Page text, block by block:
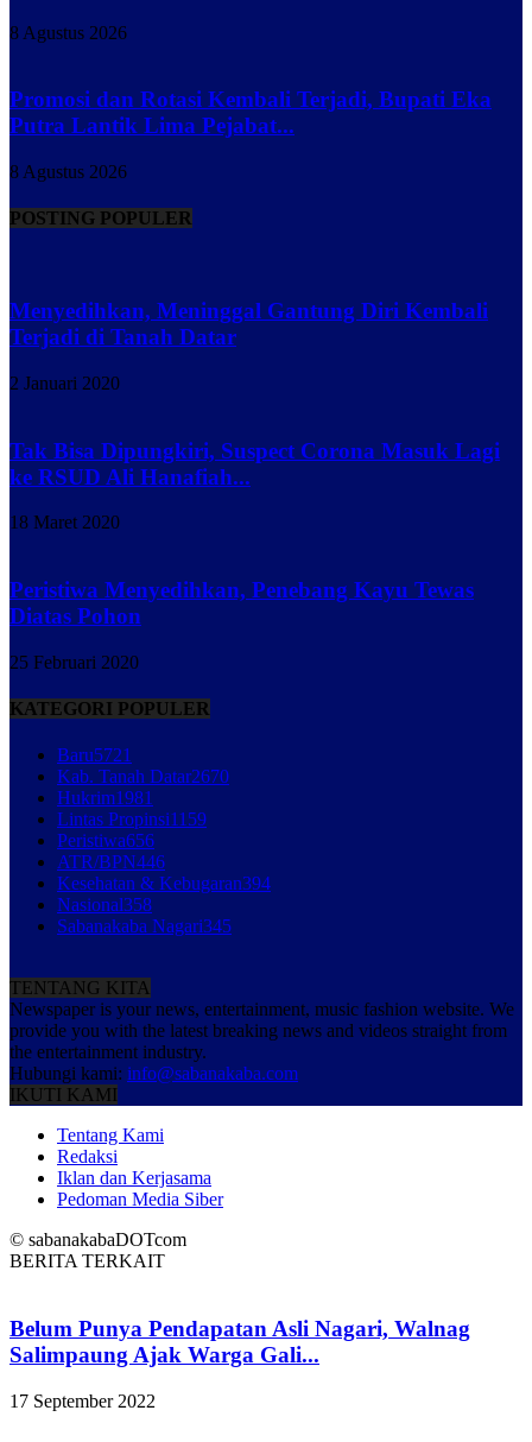
8 Agustus 2026
Promosi dan Rotasi Kembali Terjadi, Bupati Eka
Putra Lantik Lima Pejabat...
8 Agustus 2026
POSTING POPULER
Menyedihkan, Meninggal Gantung Diri Kembali
Terjadi di Tanah Datar
2 Januari 2020
Tak Bisa Dipungkiri, Suspect Corona Masuk Lagi
ke RSUD Ali Hanafiah...
18 Maret 2020
Peristiwa Menyedihkan, Penebang Kayu Tewas
Diatas Pohon
25 Februari 2020
KATEGORI POPULER
Baru5721
Kab. Tanah Datar2670
Hukrim1981
Lintas Propinsi1159
Peristiwa656
ATR/BPN446
Kesehatan & Kebugaran394
Nasional358
Sabanakaba Nagari345
TENTANG KITA
Newspaper is your news, entertainment, music fashion website. We
provide you with the latest breaking news and videos straight from
the entertainment industry.
Hubungi kami: info@sabanakaba.com
IKUTI KAMI
Tentang Kami
Redaksi
Iklan dan Kerjasama
Pedoman Media Siber
© sabanakabaDOTcom
BERITA TERKAIT
Belum Punya Pendapatan Asli Nagari, Walnag
Salimpaung Ajak Warga Gali...
17 September 2022